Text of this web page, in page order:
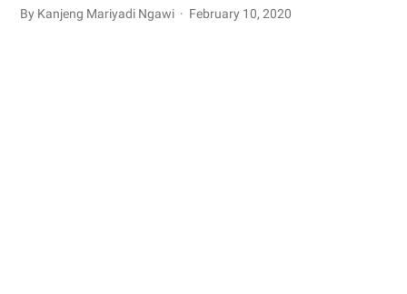
By Kanjeng Mariyadi Ngawi February 10, 2020